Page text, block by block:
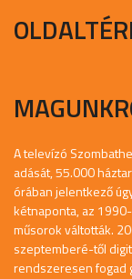
A televízó
adását, 55.000
órában jelentkező
kétnaponta, az
műsorok váltották.
szeptemberé-től
rendszeresen fogad